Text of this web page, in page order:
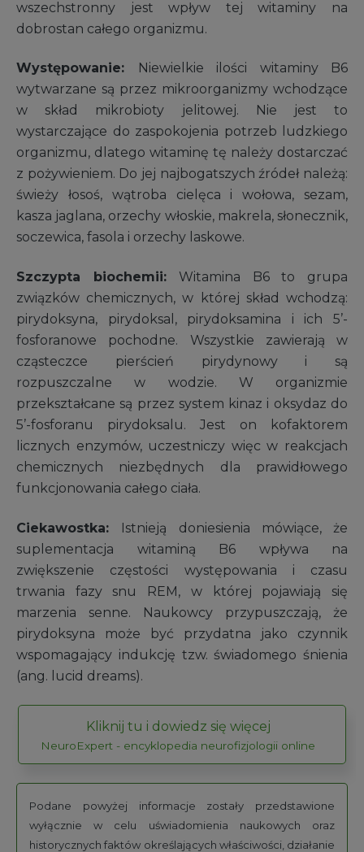
wszechstronny jest wpływ tej witaminy na
dobrostan całego organizmu.
Występowanie:
Niewielkie ilości witaminy B6
wytwarzane są przez mikroorganizmy wchodzące
w skład mikrobioty jelitowej. Nie jest to
wystarczające do zaspokojenia potrzeb ludzkiego
organizmu, dlatego witaminę tę należy dostarczać
z pożywieniem. Do jej najbogatszych źródeł należą:
świeży łosoś, wątroba cielęca i wołowa, sezam,
kasza jaglana, orzechy włoskie, makrela, słonecznik,
soczewica, fasola i orzechy laskowe.
Szczypta biochemii:Witamina B6 to grupa
związków chemicznych, w której skład wchodzą:
pirydoksyna, pirydoksal, pirydoksamina i ich 5’-
fosforanowe pochodne. Wszystkie zawierają w
cząsteczce pierścień pirydynowy i są
rozpuszczalne w wodzie. W organizmie
przekształcane są przez system kinaz i oksydaz do
5’-fosforanu pirydoksalu. Jest on kofaktorem
licznych enzymów, uczestniczy więc w reakcjach
chemicznych niezbędnych dla prawidłowego
funkcjonowania całego ciała.
Ciekawostka: Istnieją doniesienia mówiące, że
suplementacja witaminą B6 wpływa na
zwiększenie częstości występowania i czasu
trwania fazy snu REM, w której pojawiają się
marzenia senne. Naukowcy przypuszczają, że
pirydoksyna może być przydatna jako czynnik
wspomagający indukcję tzw. świadomego śnienia
(ang. lucid dreams).
Kliknij tu i dowiedz się więcej
NeuroExpert - encyklopedia neurofizjologii online
Podane powyżej informacje zostały przedstawione
wyłącznie w celu uświadomienia naukowych oraz
historycznych faktów określających właściwości, działanie